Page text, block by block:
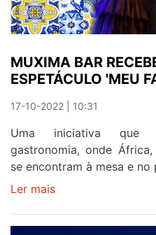
MUXIMA BAR
ESPETÁCULO 'MEU
17-10-2022 | 10:31
Uma iniciativa
gastronomia, onde
se encontram à mesa e no
Ler mais
BAR